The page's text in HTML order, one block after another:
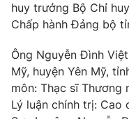
Phó Tổng Biên tập:
Nguyễn Trọng Ninh
Ðiện thoại Thời báo VTV:
Email:
toasoan@vtv.vn
Liên hệ quảng cáo: 024-
huy trưởng Bộ Chỉ
Chấp hành Đảng bộ
Ông Nguyễn Đình
Mỹ, huyện Yên Mỹ,
môn: Thạc sĩ Thương
Lý luận chính trị: Cao